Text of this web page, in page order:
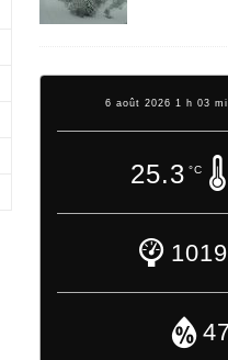
6 août 2026 1 h 03
25.3 °C